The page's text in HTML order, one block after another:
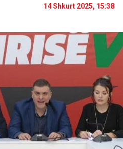
14 Shkurt 2025, 15:38